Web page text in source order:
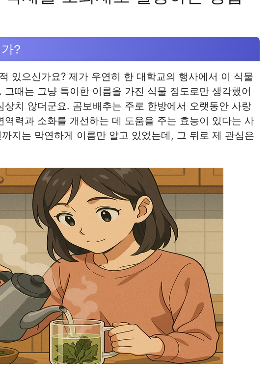
?
있으신가요? 제가 우연히 한 대학교의 행사에서 이 식물
때는 그냥 특이한 이름을 가진 식물 정도로만 생각했어
상치 않더군요. 곰보배추는 주로 한방에서 오랫동안 사랑
역력과 소화를 개선하는 데 도움을 주는 효능이 있다는 사
지는 막연하게 이름만 알고 있었는데, 그 뒤로 제 관심은